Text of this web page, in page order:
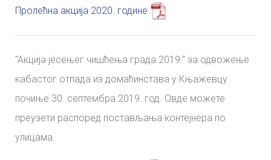
Пролећна акција 2020. године
"Aкција јесењег чишћења града 2019." за одвожење
кабастог отпада из домаћинстава у Књажевцу
почиње 30. септембра 2019. год. Овде можете
преузети распоред постављања контејнера по
улицама.